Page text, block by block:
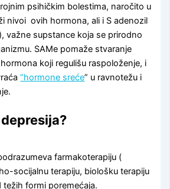
psihičkim bolestima, naročito u
nivoi ovih hormona, ali i S adenozil
važne supstance koja se prirodno
SAMe pomaže stvaranje
koji regulišu raspoloženje, i
“hormone sreće” u ravnotežu i
farmakoterapiju (
socijalnu terapiju, biološku terapiju
težih formi poremećaja.